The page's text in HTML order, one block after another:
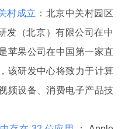
村成立 ：北京中关村园区
发（北京）有限公司在中
苹果公司在中国第一家直
该研发中心将致力于计算
频设备、消费电子产品技